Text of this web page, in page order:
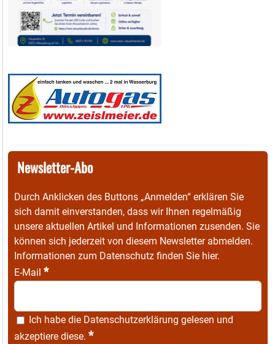
Newsletter-Abo
Durch Anklicken des Buttons „Anmelden“ erklären Sie
sich damit einverstanden, dass wir Ihnen regelmäßig
unsere aktuellen Artikel und Informationen zusenden. Sie
können sich jederzeit von diesem Newsletter abmelden.
Informationen zum Datenschutz finden Sie hier.
E-Mail *
Ich habe die Datenschutzerklärung gelesen und
akzeptiere diese. *